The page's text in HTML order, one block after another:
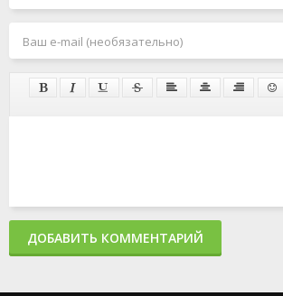
ДОБАВИТЬ КОММЕНТАРИЙ